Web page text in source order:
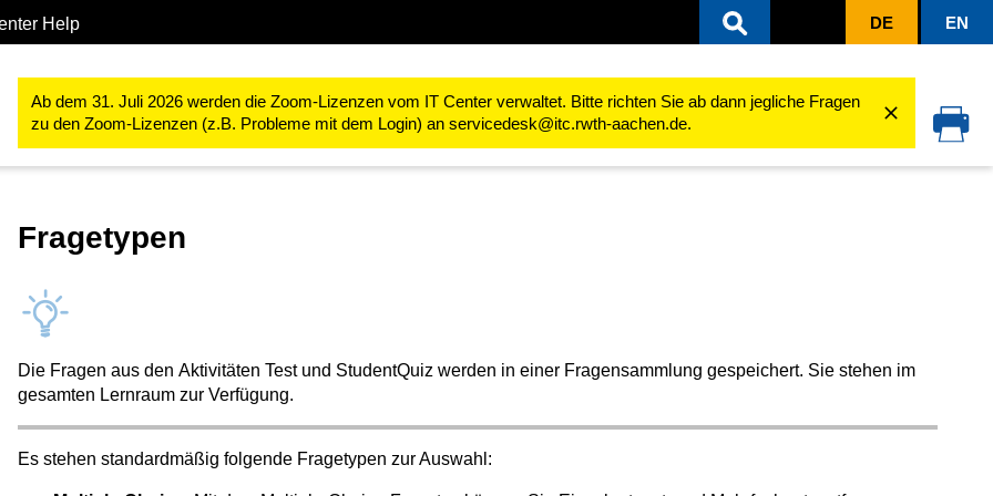
Help DE EN
Ab dem 31. Juli 2026 werden die Zoom-Lizenzen vom IT Center verwaltet. Bitte richten Sie ab dann jegliche Fragen
zu den Zoom-Lizenzen (z.B. Probleme mit dem Login) an servicedesk@itc.rwth-aachen.de.
Studium & Lehre RWTHmoodle Lehr- und Lernprozesse gestalten Fragensammlung Fragetypen
Fragetypen
Die Fragen aus den Aktivitäten Test und StudentQuiz werden in einer Fragensammlung gespeichert. Sie stehen im
gesamten Lernraum zur Verfügung.
Es stehen standardmäßig folgende Fragetypen zur Auswahl: